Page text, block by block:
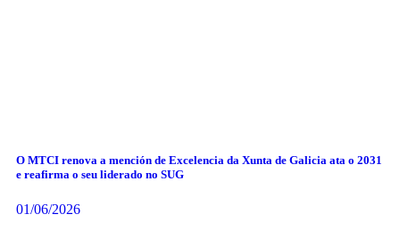
O MTCI renova a mención de Excelencia da Xunta de Galicia ata o 2031
e reafirma o seu liderado no SUG
01/06/2026